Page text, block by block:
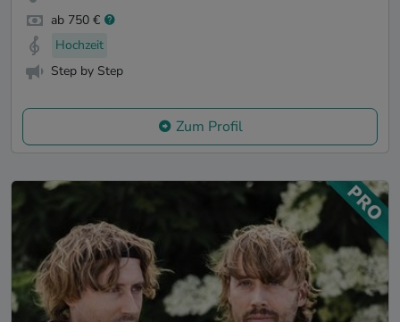
ab 750 €
Hochzeit
Step by Step
Zum Profil